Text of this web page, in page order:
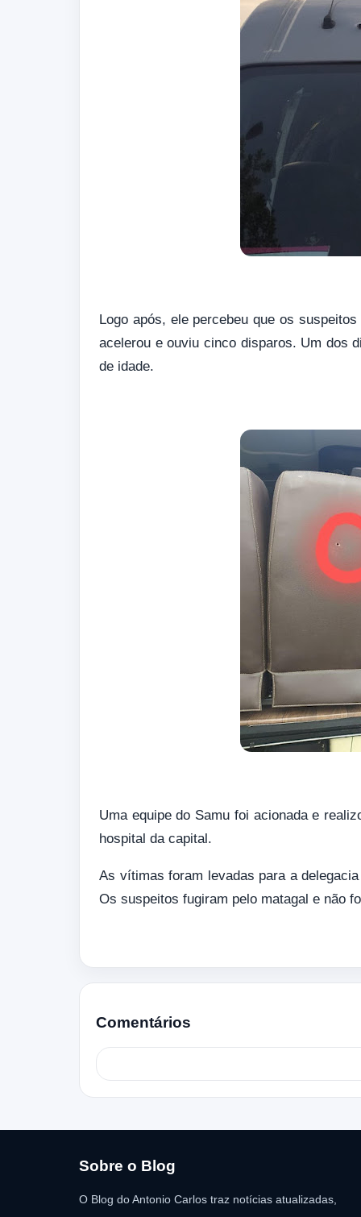
Logo após, ele percebeu que os
acelerou e ouviu cinco disparos. Um dos
de idade.
Uma equipe do Samu foi acionada e
hospital da capital.
As vítimas foram levadas para a
Os suspeitos fugiram pelo matagal e não
Comentários
Sobre o Blog
O Blog do Antonio Carlos traz notícias atualizadas,